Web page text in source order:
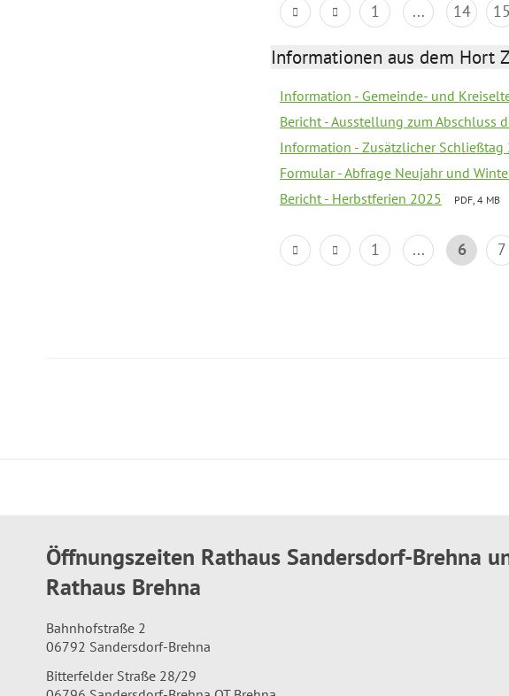
1 ... 14 15
Informationen aus dem Hort
Information - Gemeinde- und
Bericht - Ausstellung zum Abschluss
Information - Zusätzlicher Schließtag
Formular - Abfrage Neujahr und
Bericht - Herbstferien 2025 PDF, 4 MB
1 ... 6 7
Öffnungszeiten Rathaus Sandersdorf-Brehna
Rathaus Brehna
Bahnhofstraße 2
06792 Sandersdorf-Brehna
Bitterfelder Straße 28/29